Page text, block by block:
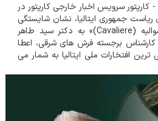
سرویس اخبار خارجی کارپتور در
جمهوری ایتالیا، نشان شایستگی
جمهوری ایتالیا با عنوان « شوالیه (Cavaliere)» به دکتر سید طاهر
کارشناس برجسته فرش های شرقی، اعطا
افتخارات ملی ایتالیا به شمار می